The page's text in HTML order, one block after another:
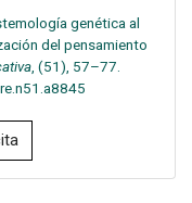
genética al
del pensamiento
, (51), 57–77.